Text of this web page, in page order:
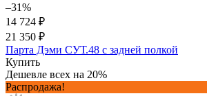
–31%
14 724 ₽
21 350 ₽
Парта Дэми СУТ.48 с задней полкой
Купить
Дешевле всех на 20%
Распродажа!